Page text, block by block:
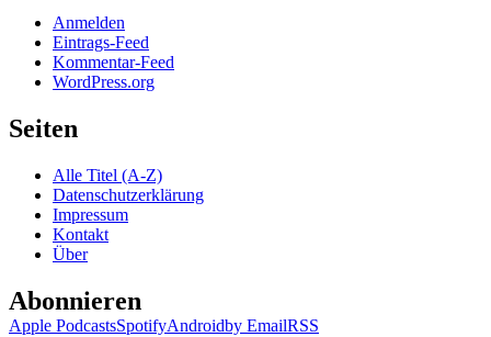
Anmelden
Eintrags-Feed
Kommentar-Feed
WordPress.org
Seiten
Alle Titel (A-Z)
Datenschutzerklärung
Impressum
Kontakt
Über
Abonnieren
Apple PodcastsSpotifyAndroidby EmailRSS